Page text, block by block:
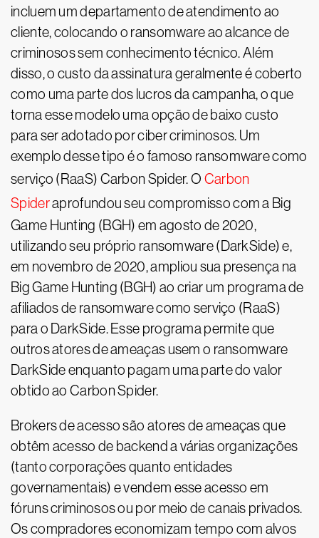
incluem um departamento de atendimento ao
cliente, colocando o ransomware ao alcance de
criminosos sem conhecimento técnico. Além
disso, o custo da assinatura geralmente é coberto
como uma parte dos lucros da campanha, o que
torna esse modelo uma opção de baixo custo
para ser adotado por ciber criminosos. Um
exemplo desse tipo é o famoso ransomware como
serviço (RaaS) Carbon Spider. O Carbon
Spideraprofundou seu compromisso com a Big
Game Hunting (BGH) em agosto de 2020,
utilizando seu próprio ransomware (DarkSide) e,
em novembro de 2020, ampliou sua presença na
Big Game Hunting (BGH) ao criar um programa de
afiliados de ransomware como serviço (RaaS)
para o DarkSide. Esse programa permite que
outros atores de ameaças usem o ransomware
DarkSide enquanto pagam uma parte do valor
obtido ao Carbon Spider.
Brokers de acesso são atores de ameaças que
obtêm acesso de backend a várias organizações
(tanto corporações quanto entidades
governamentais) e vendem esse acesso em
fóruns criminosos ou por meio de canais privados.
Os compradores economizam tempo com alvos